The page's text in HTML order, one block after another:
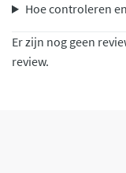
Hoe controleren
Er zijn nog geen
review.